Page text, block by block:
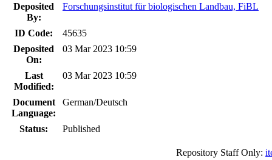
Deposited
By:
Forschungsinstitut für biologischen Landbau, FiBL
ID Code:
45635
Deposited
On:
03 Mar 2023 10:59
Last
Modified:
03 Mar 2023 10:59
Document
Language:
German/Deutsch
Status: Published
Repository Staff Only: